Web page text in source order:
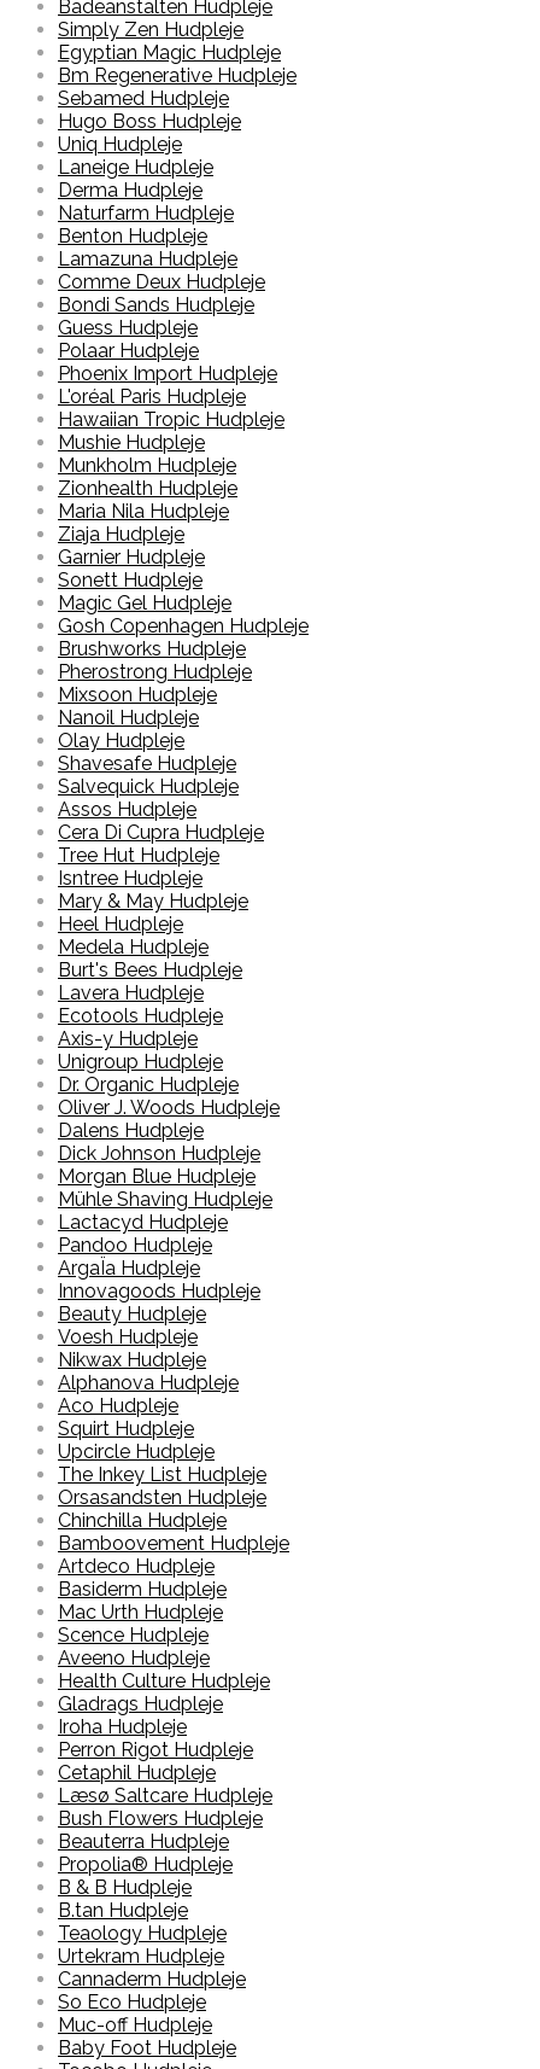
Badeanstalten Hudpleje
Simply Zen Hudpleje
Egyptian Magic Hudpleje
Bm Regenerative Hudpleje
Sebamed Hudpleje
Hugo Boss Hudpleje
Uniq Hudpleje
Laneige Hudpleje
Derma Hudpleje
Naturfarm Hudpleje
Benton Hudpleje
Lamazuna Hudpleje
Comme Deux Hudpleje
Bondi Sands Hudpleje
Guess Hudpleje
Polaar Hudpleje
Phoenix Import Hudpleje
L'oréal Paris Hudpleje
Hawaiian Tropic Hudpleje
Mushie Hudpleje
Munkholm Hudpleje
Zionhealth Hudpleje
Maria Nila Hudpleje
Ziaja Hudpleje
Garnier Hudpleje
Sonett Hudpleje
Magic Gel Hudpleje
Gosh Copenhagen Hudpleje
Brushworks Hudpleje
Pherostrong Hudpleje
Mixsoon Hudpleje
Nanoil Hudpleje
Olay Hudpleje
Shavesafe Hudpleje
Salvequick Hudpleje
Assos Hudpleje
Cera Di Cupra Hudpleje
Tree Hut Hudpleje
Isntree Hudpleje
Mary & May Hudpleje
Heel Hudpleje
Medela Hudpleje
Burt's Bees Hudpleje
Lavera Hudpleje
Ecotools Hudpleje
Axis-y Hudpleje
Unigroup Hudpleje
Dr. Organic Hudpleje
Oliver J. Woods Hudpleje
Dalens Hudpleje
Dick Johnson Hudpleje
Morgan Blue Hudpleje
Mühle Shaving Hudpleje
Lactacyd Hudpleje
Pandoo Hudpleje
ArgaÏa Hudpleje
Innovagoods Hudpleje
Beauty Hudpleje
Voesh Hudpleje
Nikwax Hudpleje
Alphanova Hudpleje
Aco Hudpleje
Squirt Hudpleje
Upcircle Hudpleje
The Inkey List Hudpleje
Orsasandsten Hudpleje
Chinchilla Hudpleje
Bamboovement Hudpleje
Artdeco Hudpleje
Basiderm Hudpleje
Mac Urth Hudpleje
Scence Hudpleje
Aveeno Hudpleje
Health Culture Hudpleje
Gladrags Hudpleje
Iroha Hudpleje
Perron Rigot Hudpleje
Cetaphil Hudpleje
Læsø Saltcare Hudpleje
Bush Flowers Hudpleje
Beauterra Hudpleje
Propolia® Hudpleje
B & B Hudpleje
B.tan Hudpleje
Teaology Hudpleje
Urtekram Hudpleje
Cannaderm Hudpleje
So Eco Hudpleje
Muc-off Hudpleje
Baby Foot Hudpleje